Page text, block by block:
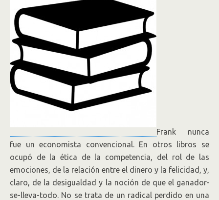
Frank nunca
fue un economista convencional. En otros libros se
ocupó de la ética de la competencia, del rol de las
emociones, de la relación entre el dinero y la felicidad, y,
claro, de la desigualdad y la noción de que el ganador-
se-lleva-todo. No se trata de un radical perdido en una